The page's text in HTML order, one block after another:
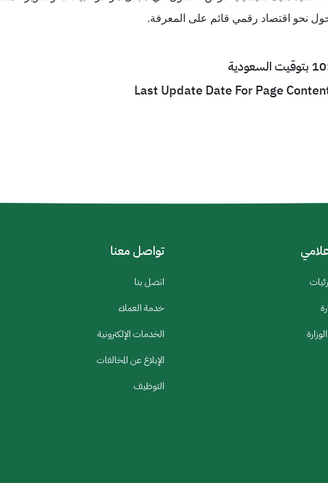
نحو اقتصاد رقمي قائم على المعرفة.
Last Update Date For Page
تواصل معنا
اتصل بنا
خدمة العملاء
الخدمات الإلكترونية
الإبلاغ عن المخالفات
التوظيف